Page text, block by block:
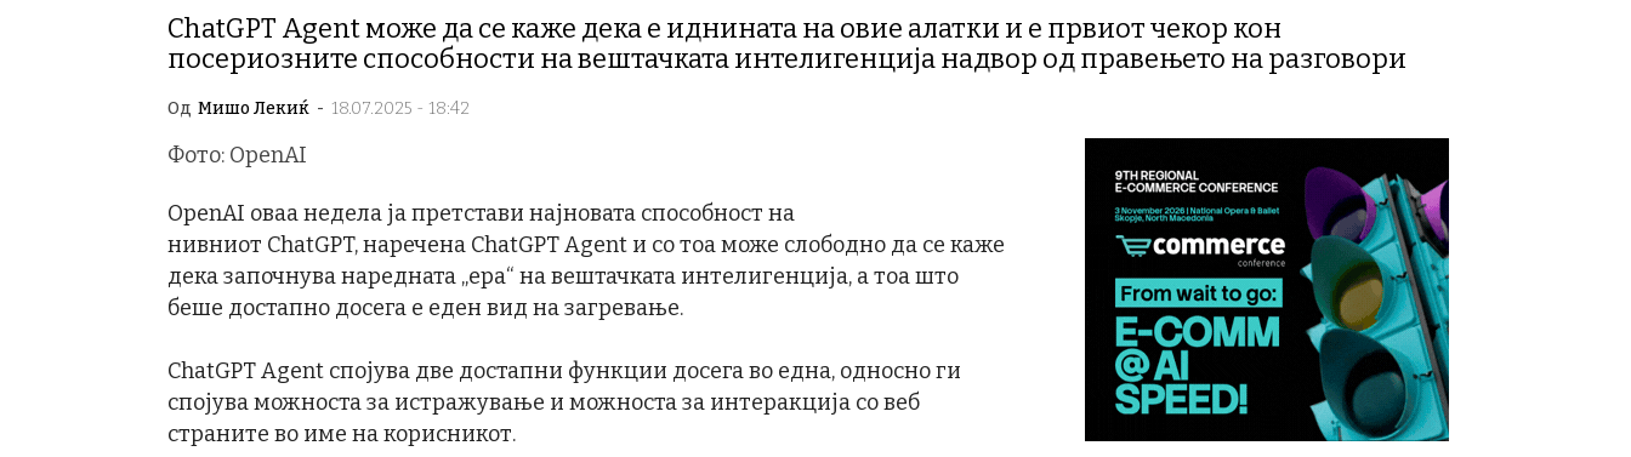
ChatGPT Agent може да се каже дека е иднината на овие алатки и е првиот чекор кон
посериозните способности на вештачката интелигенција надвор од правењето на разговори
Од Мишо Лекиќ - 18.07.2025 - 18:42
Фото: OpenAI
OpenAI оваа недела ја претстави најновата способност на
нивниот ChatGPT, наречена ChatGPT Agent и со тоа може слободно да се каже
дека започнува наредната „ера“ на вештачката интелигенција, а тоа што
беше достапно досега е еден вид на загревање.
ChatGPT Agent спојува две достапни функции досега во една, односно ги
спојува можноста за истражување и можноста за интеракција со веб
страните во име на корисникот.